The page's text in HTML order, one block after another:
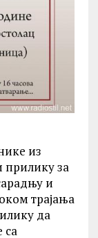
из
прилику за
и
трајања
да
са